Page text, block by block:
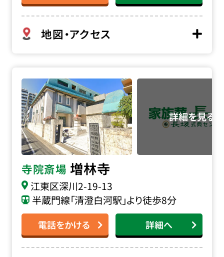
地図・アクセス
寺院斎場 増林寺
江東区深川2-19-13
半蔵門線「清澄白河駅」より徒歩8分
電話をかける 詳細へ